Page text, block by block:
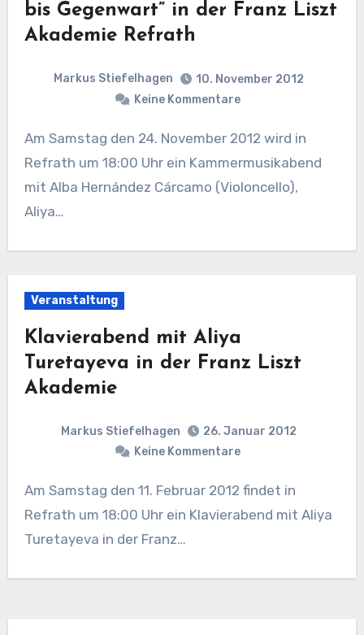
bis Gegenwart” in der Franz Liszt
Akademie Refrath
Markus Stiefelhagen
10. November 2012
Keine Kommentare
Am Samstag den 24. November 2012 wird in
Refrath um 18:00 Uhr ein Kammermusikabend
mit Alba Hernández Cárcamo (Violoncello),
Aliya…
Veranstaltung
Klavierabend mit Aliya
Turetayeva in der Franz Liszt
Akademie
Markus Stiefelhagen
26. Januar 2012
Keine Kommentare
Am Samstag den 11. Februar 2012 findet in
Refrath um 18:00 Uhr ein Klavierabend mit Aliya
Turetayeva in der Franz…